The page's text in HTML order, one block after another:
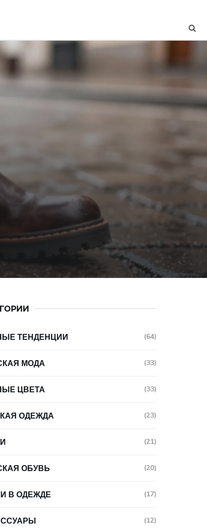
ТЕНДЕНЦИИ (64)
МОДА (33)
ЦВЕТА (33)
ОДЕЖДА (23)
(21)
ОБУВЬ (20)
В ОДЕЖДЕ (17)
(12)